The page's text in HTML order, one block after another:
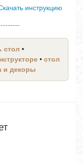
инструкцию
стол •
• стол
и декоры